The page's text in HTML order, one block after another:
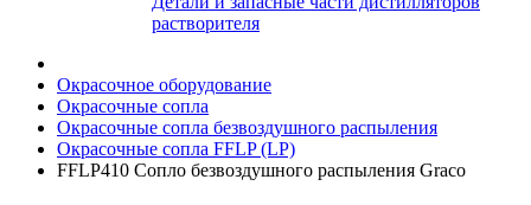
растворителя
Окрасочное оборудование
Окрасочные сопла
Окрасочные сопла безвоздушного распыления
Окрасочные сопла FFLP (LP)
FFLP410 Сопло безвоздушного распыления Graco